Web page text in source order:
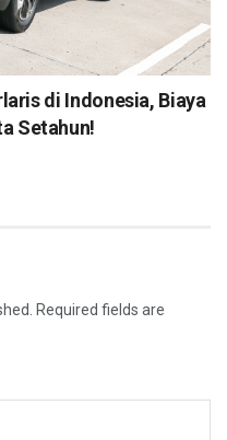
di Indonesia, Biaya
Setahun!
Required fields are